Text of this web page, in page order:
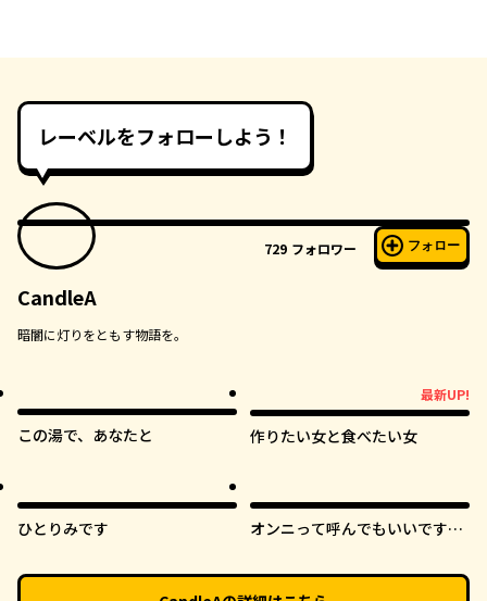
レーベルをフォローしよう！
729 フォロワー フォロー
CandleA
暗闇に灯りをともす物語を。
この湯で、あなたと
最新UP!
作りたい女と食べたい女
ひとりみです
オンニって呼んでもいいです